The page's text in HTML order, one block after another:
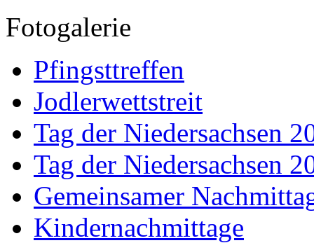
Fotogalerie
Pfingsttreffen
Jodlerwettstreit
Tag der Niedersachsen
Tag der Niedersachsen
Gemeinsamer
Kindernachmittage